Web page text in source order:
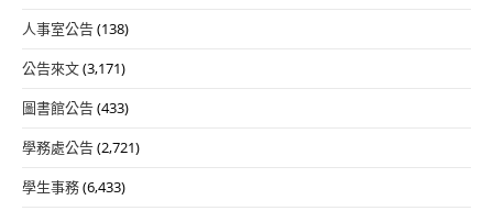
人事室公告(138)
公告來文(3,171)
圖書館公告(433)
學務處公告(2,721)
學生事務(6,433)